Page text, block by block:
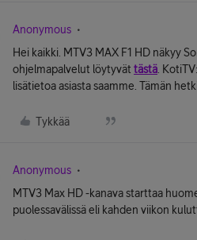
Anonymous
Hei kaikki. MTV3 MAX F1 HD näkyy
ohjelmapalvelut löytyvät tästä .
lisätietoa asiasta saamme. Tämän
Tykkää
Anonymous
MTV3 Max HD -kanava starttaa
puolessavälissä eli kahden viikon